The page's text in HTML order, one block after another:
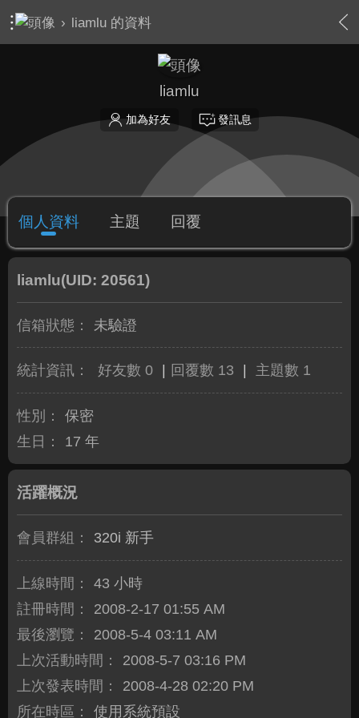
› liamlu 的資料
liamlu
加為好友 發訊息
個人資料 主題 回覆
liamlu(UID: 20561)
信箱狀態： 未驗證
統計資訊： 好友數 0 回覆數 13 主題數 1
性別：
保密
生日：
17 年
活躍概況
會員群組： 320i 新手
上線時間：
43 小時
註冊時間：
2008-2-17 01:55 AM
最後瀏覽：
2008-5-4 03:11 AM
上次活動時間：
2008-5-7 03:16 PM
上次發表時間：
2008-4-28 02:20 PM
所在時區：
使用系統預設